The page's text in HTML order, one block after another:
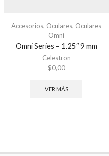
Accesorios, Oculares, Oculares
Omni
Omni Series – 1.25″ 9 mm
Celestron
$0,00
VER MÁS